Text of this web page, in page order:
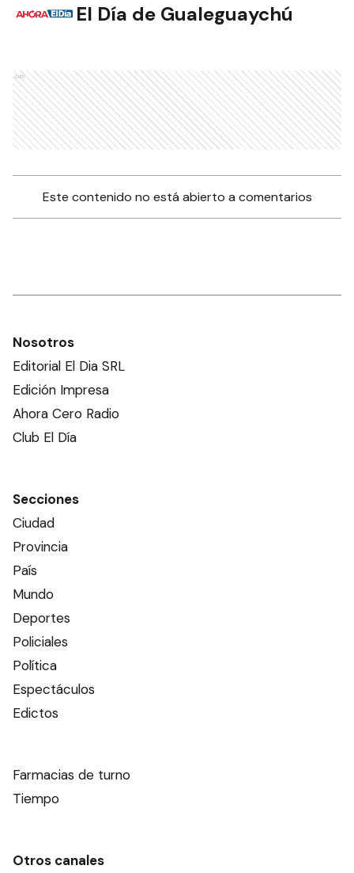
El Día de Gualeguaychú
Ads
Este contenido no está abierto a comentarios
Nosotros
Editorial El Dia SRL
Edición Impresa
Ahora Cero Radio
Club El Día
Secciones
Ciudad
Provincia
País
Mundo
Deportes
Policiales
Política
Espectáculos
Edictos
Farmacias de turno
Tiempo
Otros canales